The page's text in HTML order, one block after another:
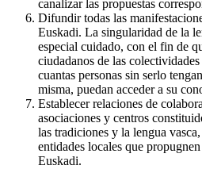
canalizar las propuestas
Difundir todas las
Euskadi. La singularidad de la
especial cuidado, con el fin de
ciudadanos de las
cuantas personas sin serlo
misma, puedan acceder a su
Establecer relaciones de
asociaciones y centros
las tradiciones y la lengua
entidades locales que
Euskadi.